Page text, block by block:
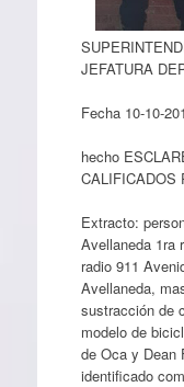
JEFATURA
Fecha 10-10-
hecho
CALIFICADOS
Extracto:
Avellaneda 1ra
radio 911
Avellaneda,
sustracción de
modelo de
de Oca y Dean
identificado